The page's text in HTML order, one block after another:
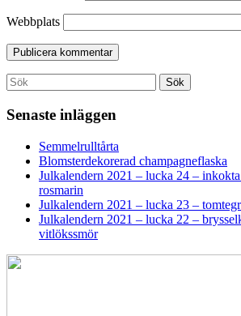
Webbplats
Search
for:
Sök
Senaste inläggen
Semmelrulltårta
Blomsterdekorerad champagneflaska
Julkalendern 2021 – lucka 24 –
rosmarin
Julkalendern 2021 – lucka 23 –
Julkalendern 2021 – lucka 22 –
vitlökssmör